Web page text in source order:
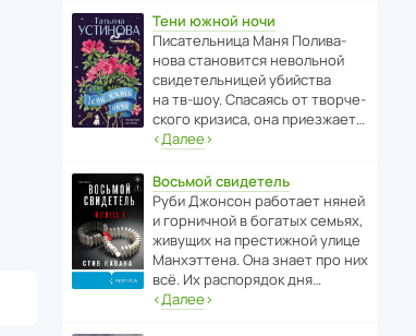
Тени южной ночи
Писа­тель­ница Маня Поли­ва­
нова стано­вится невольной
свиде­тель­ницей убийства
на тв-шоу. Спасаясь от твор­че­
с­кого кризиса, она приезжает…
‹Далее›
Восьмой свидетель
Руби Джонсон рабо­тает няней
и горни­чной в богатых семьях,
живущих на прес­ти­жной улице
Манх­эт­тена. Она знает про них
всё. Их распо­рядок дня…
‹Далее›